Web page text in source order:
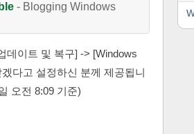
- Blogging Windows
데이트 및 복구] -> [Windows
다고 설정하신 분께 제공됩니
오전 8:09 기준)